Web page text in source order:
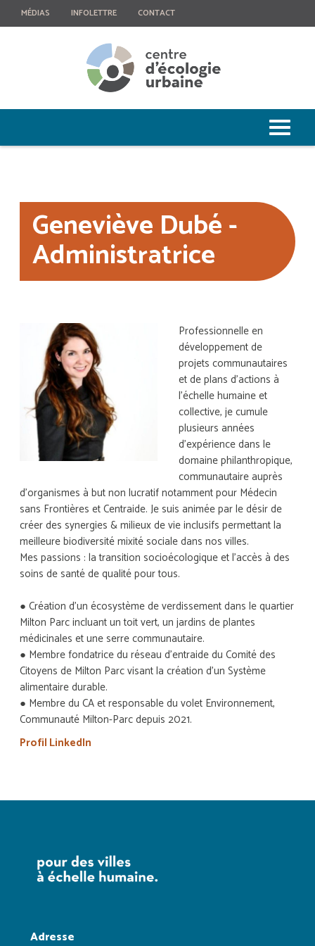
MÉDIAS INFOLETTRE CONTACT
Geneviève Dubé -
Administratrice
Professionnelle en
développement de
projets communautaires
et de plans d’actions à
l’échelle humaine et
collective, je cumule
plusieurs années
d’expérience dans le
domaine philanthropique,
communautaire auprès
d’organismes à but non lucratif notamment pour Médecin
sans Frontières et Centraide. Je suis animée par le désir de
créer des synergies & milieux de vie inclusifs permettant la
meilleure biodiversité mixité sociale dans nos villes.
Mes passions : la transition socioécologique et l'accès à des
soins de santé de qualité pour tous.
● Création d'un écosystème de verdissement dans le quartier
Milton Parc incluant un toit vert, un jardins de plantes
médicinales et une serre communautaire.
● Membre fondatrice du réseau d’entraide du Comité des
Citoyens de Milton Parc visant la création d’un Système
alimentaire durable.
● Membre du CA et responsable du volet Environnement,
Communauté Milton-Parc depuis 2021.
Profil LinkedIn
Adresse